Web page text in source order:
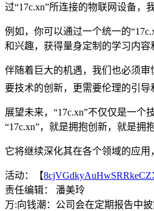
过“17c.xn”所连接的物联网设备，
例如，你可以通过一个统一的
和兴趣，获得量身定制的学习内
伴随着巨大的机遇，我们也必须审
要技术的创新，更需要伦理的引导
展望未来，“17c.xn”不仅仅是一
“17c.xn”，就是拥抱创新，就是拥
它将继续深化其在各个领域的应
活动：【
责任编辑： 潘美玲
万:向钱潮：公司会在定期报告中